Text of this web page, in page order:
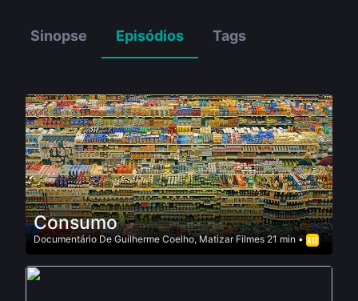
Sinopse Episódios Tags
Consumo
DocumentárioDeGuilherme Coelho,Matizar Filmes 21 min •